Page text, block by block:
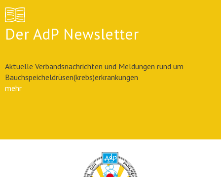
Der AdP Newsletter
Aktuelle Verbandsnachrichten und Meldungen rund um
Bauchspeicheldrüsen(krebs)erkrankungen
mehr